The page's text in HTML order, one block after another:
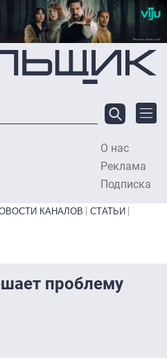
О нас
Реклама
Подписка
КАНАЛОВ
СТАТЬИ
проблему